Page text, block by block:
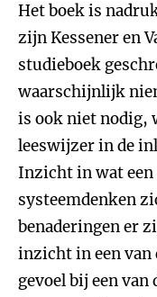
Het boek is
zijn Kessener en
studieboek
waarschijnlijk
is ook niet nodig,
leeswijzer in de
Inzicht in wat een
systeemdenken
benaderingen er
inzicht in een van
gevoel bij een van